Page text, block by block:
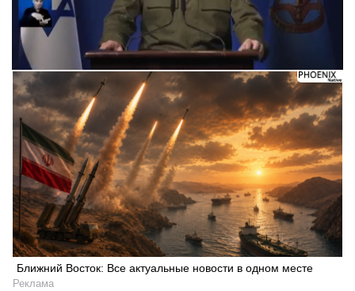
Ближний Восток: Все актуальные новости в одном месте
Реклама